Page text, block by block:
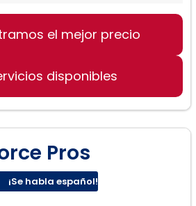
divorcio
menoresel mejor precio
disponibles
Pros
¡Se habla español!